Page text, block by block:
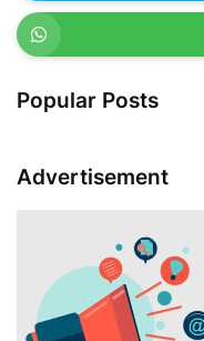
Popular Posts
Advertisement